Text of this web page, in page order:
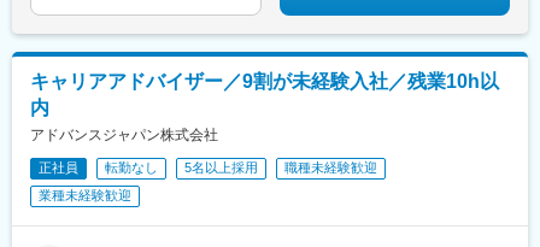
キャリアアドバイザー／9割が未経験入社／残業10h以
内
アドバンスジャパン株式会社
正社員 転勤なし 5名以上採用
職種未経験歓迎
業種未経験歓迎